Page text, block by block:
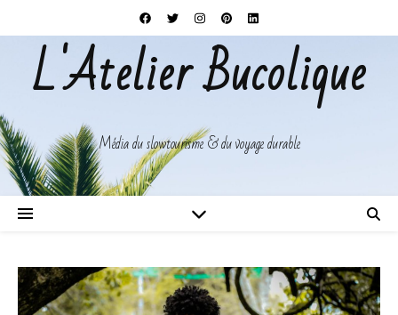
L'Atelier Bucolique
Média du slowtourisme & du voyage durable